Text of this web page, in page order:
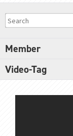
Member
Video-Tag